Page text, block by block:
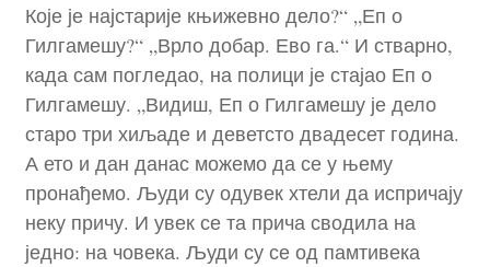
Које је најстарије књижевно дело?“ „Еп о
Гилгамешу?“ „Врло добар. Ево га.“ И стварно,
када сам погледао, на полици је стајао Еп о
Гилгамешу. „Видиш, Еп о Гилгамешу је дело
старо три хиљаде и деветсто двадесет година.
А ето и дан данас можемо да се у њему
пронађемо. Људи су одувек хтели да испричају
неку причу. И увек се та прича сводила на
једно: на човека. Људи су се од памтивека